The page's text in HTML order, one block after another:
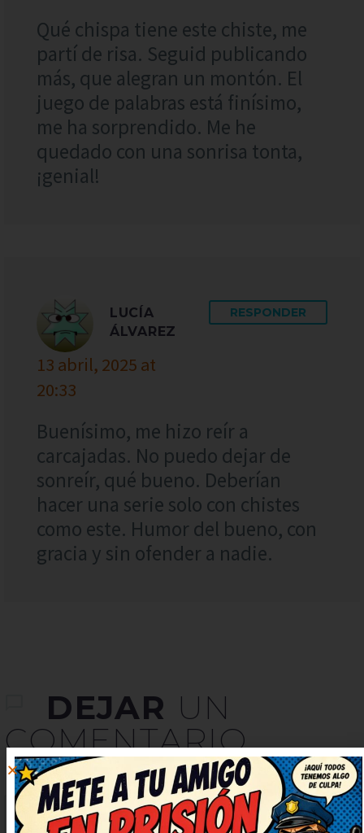
Qué chispa tiene este chiste, me
partí de risa. Seguid publicando
más, que alegran un montón. El
juego de palabras está finísimo,
me ha sorprendido. Me he
quedado con una sonrisa tonta,
¡genial!
LUCÍA
ÁLVAREZ
13 abril, 2025 at
20:33
RESPONDER
Buenísimo, me hizo reír a
carcajadas. No puedo dejar de
sonreír, qué bueno. Deberían
hacer una serie solo con chistes
como este. Humor del bueno, con
gracia y sin ofender a nadie.
DEJAR UN
COMENTARIO